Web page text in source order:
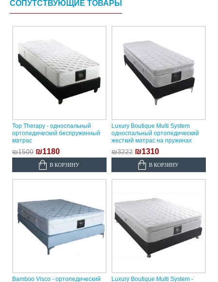
СОПУТСТВУЮЩИЕ ТОВАРЫ
Top Therapy - односпальный
ортопедический беспружинный
матрас
₪1500 ₪1180
В КОРЗИНУ
Luxury Boutique Multi System
односпальный ортопедический
жесткий матрас на пружинах
₪3222 ₪1310
В КОРЗИНУ
Bamboo Visco - ортопедический
Luxury Boutique Multi System -